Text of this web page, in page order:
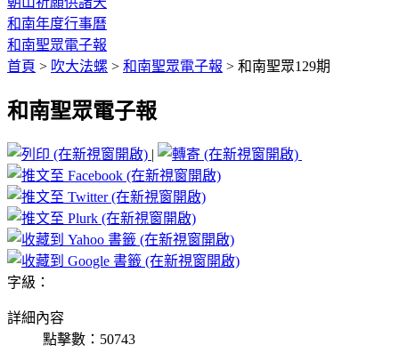
和南年度行事曆
和南聖眾電子報
首頁 > 吹大法螺 > 和南聖眾電子報 > 和南聖眾129期
和南聖眾電子報
|
字級：
詳細內容
點擊數：50743